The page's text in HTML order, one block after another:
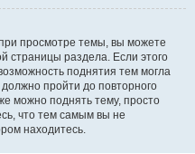
просмотре темы, вы можете
страницы раздела. Если этого
поднятия тем могла
пройти до повторного
можно поднять тему, просто
что тем самым вы не
находитесь.